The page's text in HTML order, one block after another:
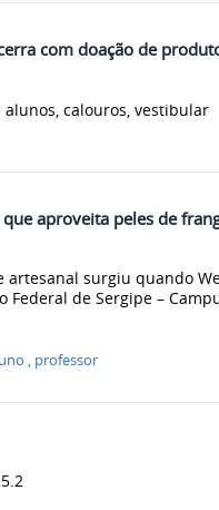
com doação de
alunos, calouros, vestibular
aproveita peles de
surgiu quando
de Sergipe –
, professor